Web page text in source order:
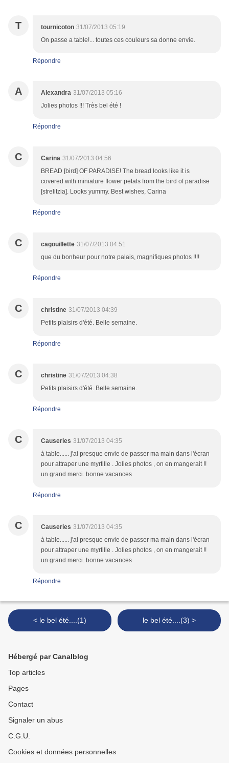
T tournicoton 31/07/2013 05:19
On passe a table!... toutes ces couleurs sa donne envie.
Répondre
A Alexandra 31/07/2013 05:16
Jolies photos !!! Très bel été !
Répondre
C Carina 31/07/2013 04:56
BREAD [bird] OF PARADISE! The bread looks like it is
covered with miniature flower petals from the bird of paradise
[strelitzia]. Looks yummy. Best wishes, Carina
Répondre
C cagouillette 31/07/2013 04:51
que du bonheur pour notre palais, magnifiques photos !!!!
Répondre
C christine 31/07/2013 04:39
Petits plaisirs d'été. Belle semaine.
Répondre
C christine 31/07/2013 04:38
Petits plaisirs d'été. Belle semaine.
Répondre
C Causeries 31/07/2013 04:35
à table...... j'ai presque envie de passer ma main dans l'écran
pour attraper une myrtille . Jolies photos , on en mangerait !!
un grand merci. bonne vacances
Répondre
C Causeries 31/07/2013 04:35
à table...... j'ai presque envie de passer ma main dans l'écran
pour attraper une myrtille . Jolies photos , on en mangerait !!
un grand merci. bonne vacances
Répondre
< le bel été....(1) le bel été....(3) >
Hébergé par Canalblog
Top articles
Pages
Contact
Signaler un abus
C.G.U.
Cookies et données personnelles